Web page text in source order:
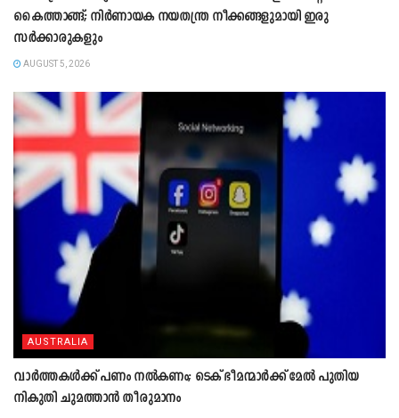
കൈത്താങ്ങ്; നിർണായക നയതന്ത്ര നീക്കങ്ങളുമായി ഇരു
സർക്കാരുകളും
AUGUST 5, 2026
AUSTRALIA
വാർത്തകൾക്ക് പണം നൽകണം; ടെക് ഭീമന്മാർക്ക് മേൽ പുതിയ
നികുതി ചുമത്താൻ തീരുമാനം